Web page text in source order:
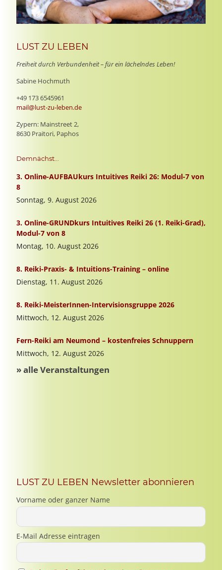
LUST ZU LEBEN
Freiheit durch Verbundenheit – für ein lächelndes Leben!
Sabine Hochmuth
+49 173 6545961
mail@lust-zu-leben.de
Zypern: Mainstreet 2,
8630 Praitori, Paphos
Demnächst...
LUST ZU LEBEN Newsletter abonnieren
Vorname oder ganzer Name
E-Mail Adresse eintragen